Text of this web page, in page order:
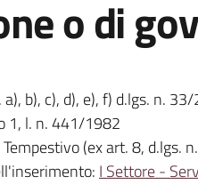
o di
b), c), d), e), f) d.lgs. n.
1, l. n. 441/1982
(ex art. 8, d.lgs.
I Settore -